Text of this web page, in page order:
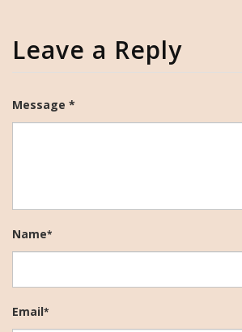
Leave a Reply
Message *
Name*
Email*